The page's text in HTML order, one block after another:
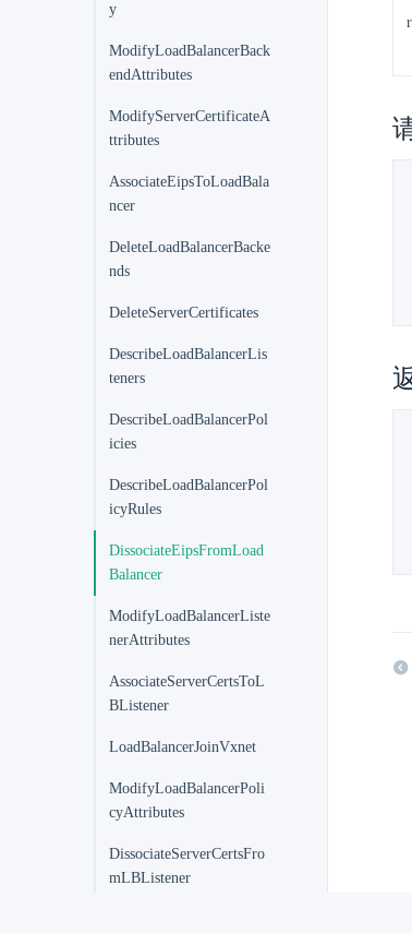
y
ModifyLoadBalancerBack
endAttributes
ModifyServerCertificateA
ttributes
AssociateEipsToLoadBala
ncer
DeleteLoadBalancerBacke
nds
DeleteServerCertificates
DescribeLoadBalancerLis
teners
DescribeLoadBalancerPol
icies
DescribeLoadBalancerPol
icyRules
DissociateEipsFromLoad
Balancer
ModifyLoadBalancerListe
nerAttributes
AssociateServerCertsToL
BListener
LoadBalancerJoinVxnet
ModifyLoadBalancerPoli
cyAttributes
DissociateServerCertsFro
mLBListener